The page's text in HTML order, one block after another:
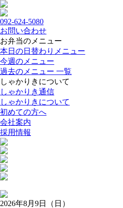
092-624-5080
お問い合わせ
お弁当のメニュー
本日の日替わりメニュー
今週のメニュー
過去のメニュー 一覧
しゃかりきについて
しゃかりき通信
しゃかりきについて
初めての方へ
会社案内
採用情報
2026年8月9日（日）